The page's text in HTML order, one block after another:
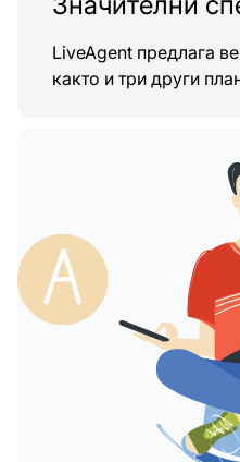
LiveAgent предлага
както и три други